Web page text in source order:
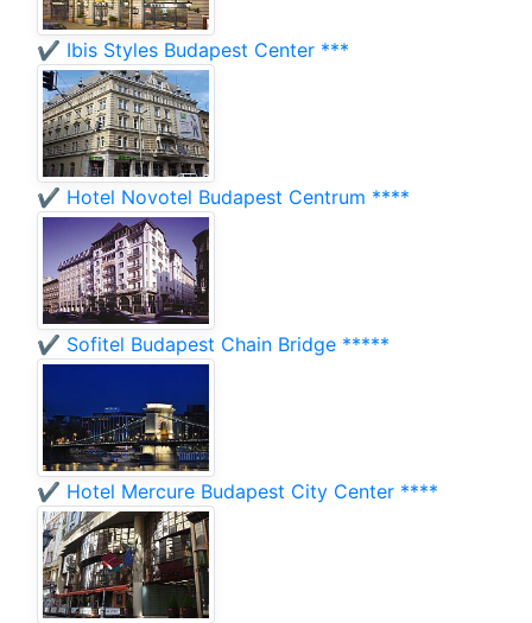
✔️ Ibis Styles Budapest Center ***
✔️ Hotel Novotel Budapest Centrum ****
✔️ Sofitel Budapest Chain Bridge *****
✔️ Hotel Mercure Budapest City Center ****